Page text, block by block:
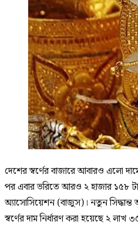
দেশের স্বর্ণের বাজারে আবারও এলো
পর এবার ভরিতে আরও ২ হাজার ১৫৮
অ্যাসোসিয়েশন (বাজুস)। নতুন সিদ্ধান্ত
স্বর্ণের দাম নির্ধারণ করা হয়েছে ২